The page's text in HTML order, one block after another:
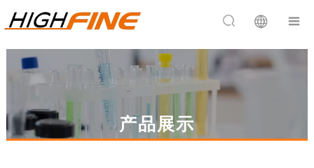
 
产品展示